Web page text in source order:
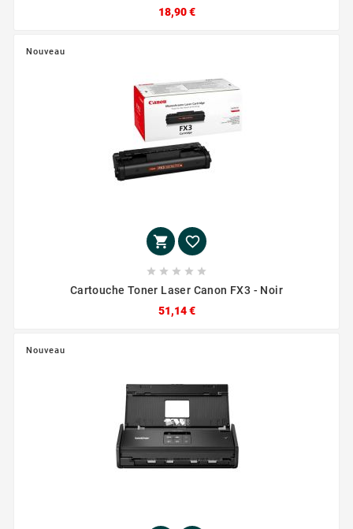
18,90 €
Nouveau
 
    
Cartouche Toner Laser Canon FX3 - Noir
51,14 €
Nouveau